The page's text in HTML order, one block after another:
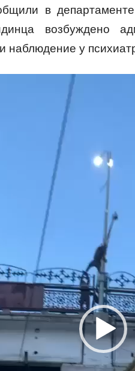
в
возбуждено
наблюдение у